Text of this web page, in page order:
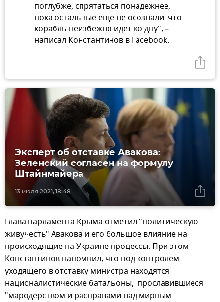
поглубже, спрятаться понадежнее,
пока остальные еще не осознали, что
корабль неизбежно идет ко дну", –
написал Константинов в Facebook.
13 июля 2021, 18:48
Эксперт об отставке Авакова:
Зеленский согласен на формулу
Штайнмайера
Глава парламента Крыма отметил "политическую
живучесть" Авакова и его большое влияние на
происходящие на Украине процессы. При этом
Константинов напомнил, что под контролем
уходящего в отставку министра находятся
националистические батальоны, прославившиеся
"мародерством и расправами над мирным